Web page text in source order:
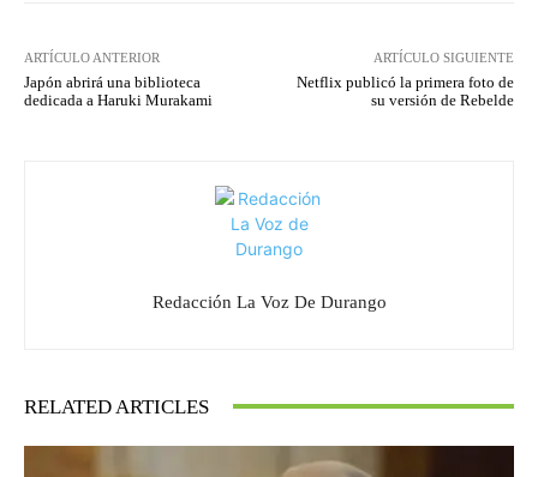
ARTÍCULO ANTERIOR
Japón abrirá una biblioteca
dedicada a Haruki Murakami
ARTÍCULO SIGUIENTE
Netflix publicó la primera foto de
su versión de Rebelde
Redacción La Voz De Durango
RELATED ARTICLES